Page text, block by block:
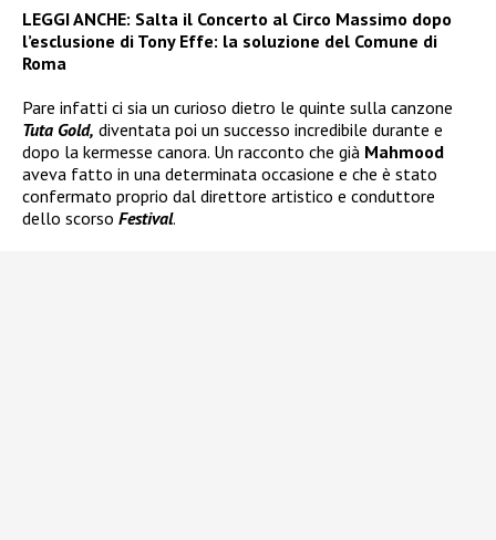
LEGGI ANCHE: Salta il Concerto al Circo Massimo dopo
l’esclusione di Tony Effe: la soluzione del Comune di
Roma
Pare infatti ci sia un curioso dietro le quinte sulla canzone
Tuta Gold, diventata poi un successo incredibile durante e
dopo la kermesse canora. Un racconto che già Mahmood
aveva fatto in una determinata occasione e che è stato
confermato proprio dal direttore artistico e conduttore
dello scorso Festival.